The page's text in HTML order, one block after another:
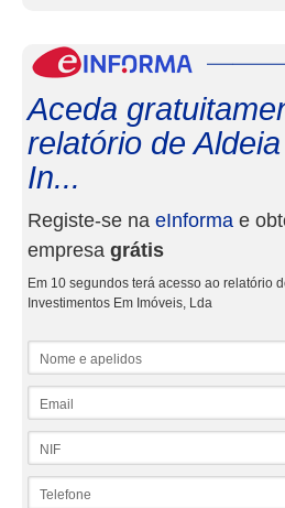
Aceda
relatório de
In...
Registe-se na eInforma e
empresa grátis
Em 10 segundos terá acesso ao relatório
Investimentos Em Imóveis, Lda